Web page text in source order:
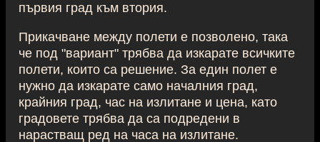
първия град към втория.
Прикачване между полети е позволено, така
че под "вариант" трябва да изкарате всичките
полети, които са решение. За един полет е
нужно да изкарате само началния град,
крайния град, час на излитане и цена, като
градовете трябва да са подредени в
нарастващ ред на часа на излитане.